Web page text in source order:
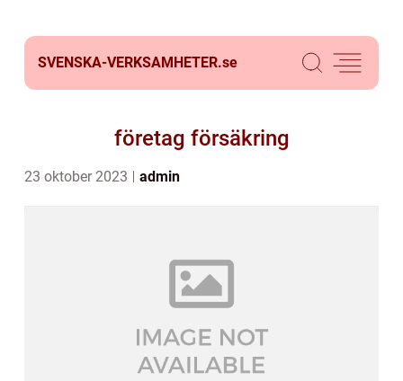
SVENSKA-VERKSAMHETER.se
företag försäkring
23 oktober 2023 admin